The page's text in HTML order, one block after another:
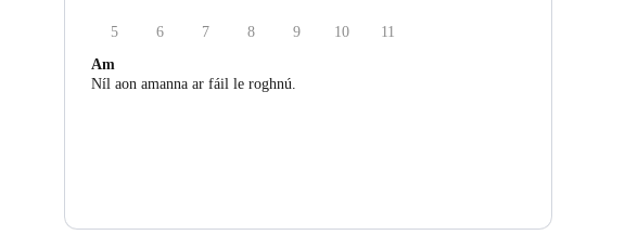
5 6 7 8 9 10
11
Am
Níl aon amanna ar fáil le roghnú.